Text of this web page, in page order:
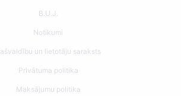
B.U.J.
Notikumi
un lietotāju saraksts
Privātuma politika
Maksājumu politika